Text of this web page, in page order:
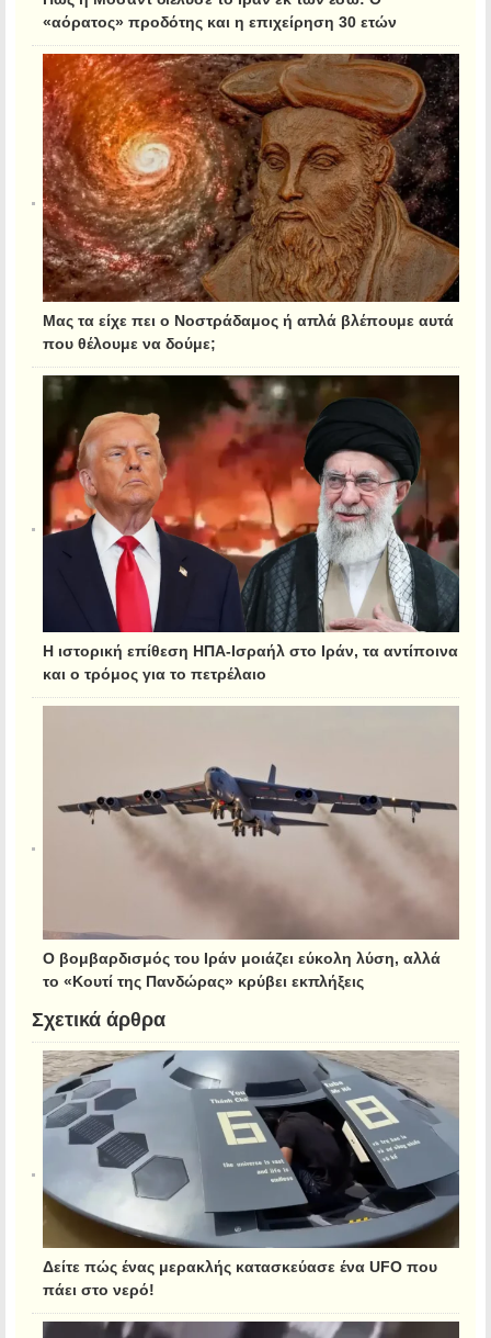
«αόρατος» προδότης και η επιχείρηση 30 ετών
Μας τα είχε πει ο Νοστράδαμος ή απλά βλέπουμε αυτά
που θέλουμε να δούμε;
Η ιστορική επίθεση ΗΠΑ-Ισραήλ στο Ιράν, τα αντίποινα
και ο τρόμος για το πετρέλαιο
Ο βομβαρδισμός του Ιράν μοιάζει εύκολη λύση, αλλά
το «Κουτί της Πανδώρας» κρύβει εκπλήξεις
Σχετικά άρθρα
Δείτε πώς ένας μερακλής κατασκεύασε ένα UFO που
πάει στο νερό!